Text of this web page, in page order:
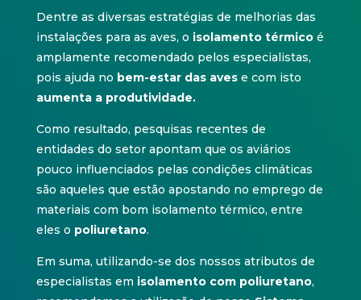
Dentre as diversas estratégias de melhorias das
instalações para as aves, o isolamento térmicoé
amplamente recomendado pelos especialistas,
pois ajuda no bem-estar das aves e com isto
aumenta a produtividade.
Como resultado, pesquisas recentes de
entidades do setor apontam que os aviários
pouco influenciados pelas condições climáticas
são aqueles que estão apostando no emprego de
materiais com bom isolamento térmico, entre
eles o poliuretano.
Em suma, utilizando-se dos nossos atributos de
especialistas em isolamento com poliuretano,